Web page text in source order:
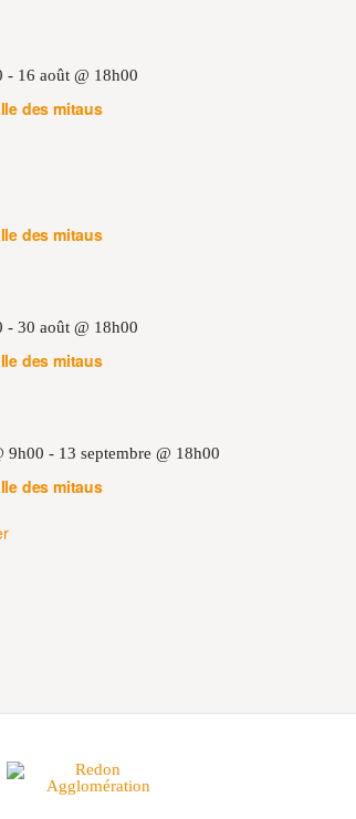
- 16 août @ 18h00
des mitaus
des mitaus
- 30 août @ 18h00
des mitaus
9h00 - 13 septembre @ 18h00
des mitaus